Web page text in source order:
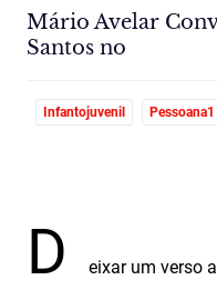
Mário Avelar
Santos no
Infantojuvenil Pessoana1
D eixar um verso